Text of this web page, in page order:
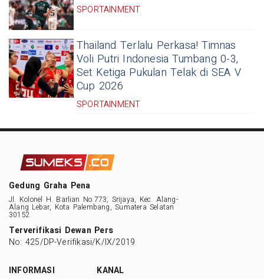
SPORTAINMENT
Thailand Terlalu Perkasa! Timnas
Voli Putri Indonesia Tumbang 0-3,
Set Ketiga Pukulan Telak di SEA V
Cup 2026
SPORTAINMENT
Gedung Graha Pena
Jl. Kolonel H. Barlian No.773, Srijaya, Kec. Alang-
Alang Lebar, Kota Palembang, Sumatera Selatan
30152
Terverifikasi Dewan Pers
No: 425/DP-Verifikasi/K/IX/2019
INFORMASI
KANAL